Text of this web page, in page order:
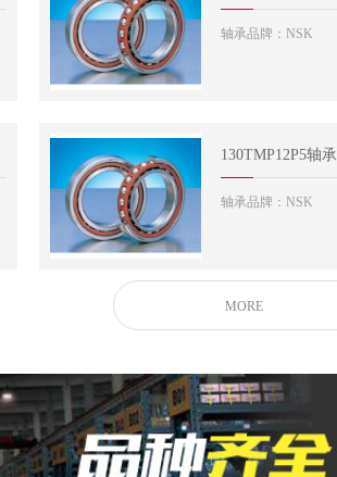
轴承品牌：NSK
130TMP12P5轴承
轴承品牌：NSK
MORE